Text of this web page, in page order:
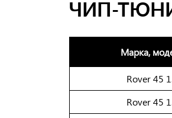
ЧИП-
Марка,
Rover 45
Rover 45